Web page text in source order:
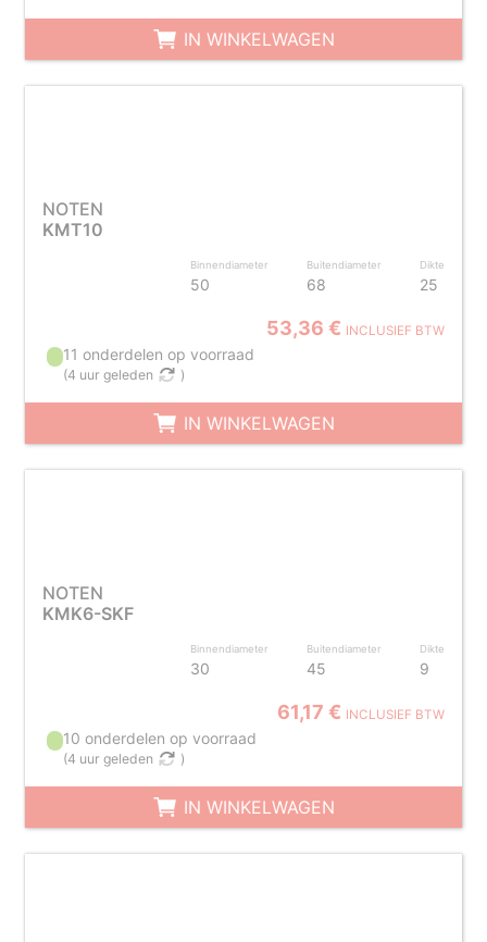
IN WINKELWAGEN
NOTEN
KMT10
Binnendiameter
50
Buitendiameter
68
Dikte
25
53,36 € INCLUSIEF BTW
11 onderdelen op voorraad
(4 uur geleden )
IN WINKELWAGEN
NOTEN
KMK6-SKF
Binnendiameter
30
Buitendiameter
45
Dikte
9
61,17 € INCLUSIEF BTW
10 onderdelen op voorraad
(4 uur geleden )
IN WINKELWAGEN